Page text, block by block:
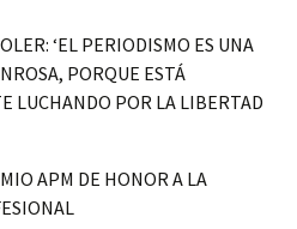
‘EL PERIODISMO ES UNA
PORQUE ESTÁ
LUCHANDO POR LA LIBERTAD
APM DE HONOR A LA